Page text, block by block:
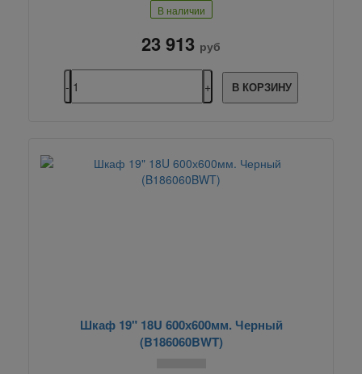
В наличии
23 913 руб
В КОРЗИНУ
Шкаф 19" 18U 600х600мм. Черный
(B186060BWT)